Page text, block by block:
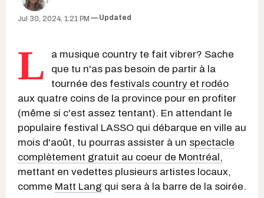
Jul 30, 2024, 1:21 PM Updated
L
a musique country te fait vibrer? Sache
que tu n'as pas besoin de partir à la
tournée des festivals country et rodéo
aux quatre coins de la province pour en profiter
(même si c'est assez tentant). En attendant le
populaire festival LASSO qui débarque en ville au
mois d'août, tu pourras assister à un spectacle
complètement gratuit au coeur de Montréal,
mettant en vedettes plusieurs artistes locaux,
comme Matt Lang qui sera à la barre de la soirée.